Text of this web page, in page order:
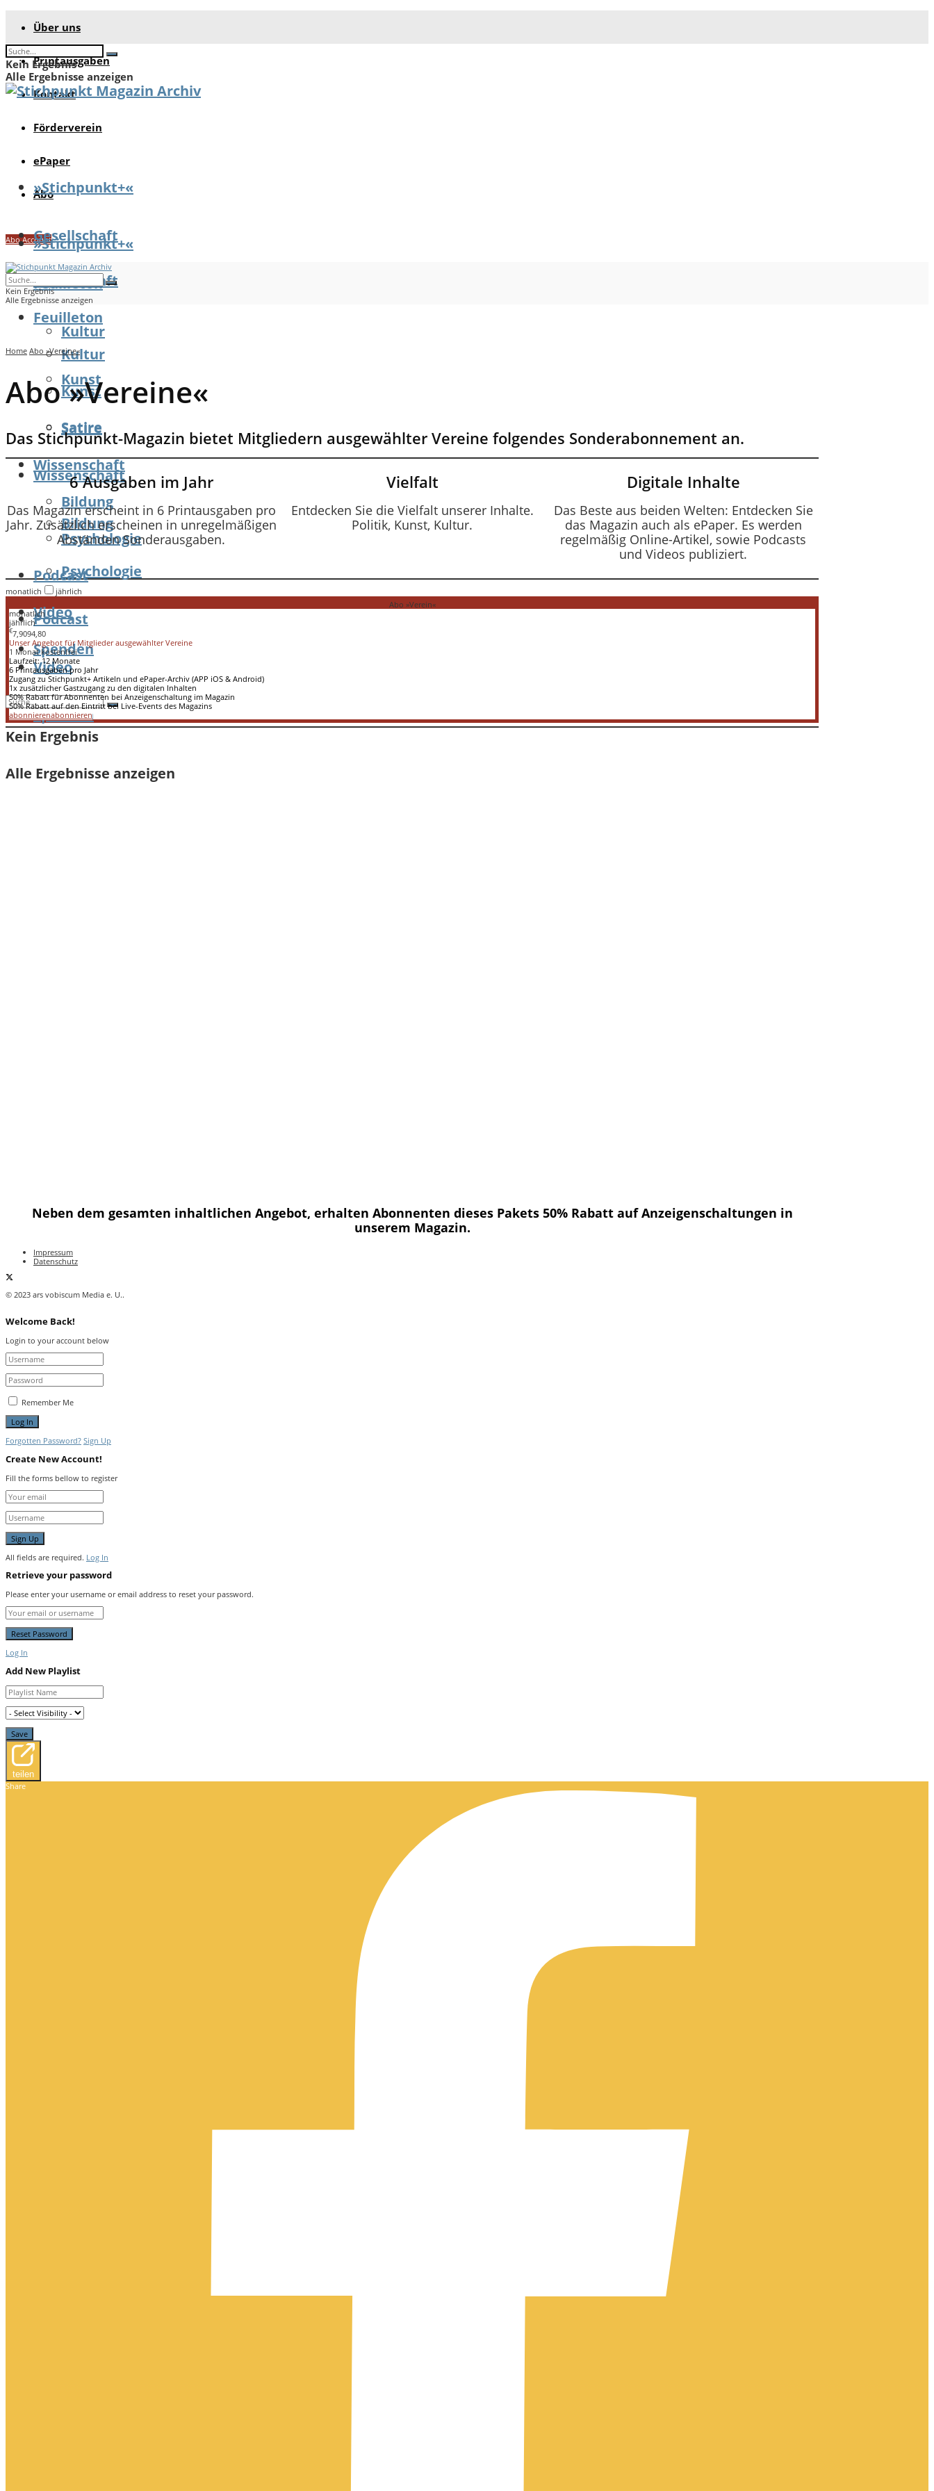
Über uns
Printausgaben
Kontakt
Förderverein
ePaper
Abo
Abo Account
Kein Ergebnis
Alle Ergebnisse anzeigen
»Stichpunkt+«
Gesellschaft
Feuilleton
Kultur
Kunst
Satire
Wissenschaft
Bildung
Psychologie
Podcast
Video
Spenden
»Stichpunkt+«
Gesellschaft
Feuilleton
Kultur
Kunst
Satire
Wissenschaft
Bildung
Psychologie
Podcast
Video
Spenden
Kein Ergebnis
Alle Ergebnisse anzeigen
Kein Ergebnis
Alle Ergebnisse anzeigen
Home Abo »Vereine«
Abo »Vereine«
Das Stichpunkt-Magazin bietet Mitgliedern ausgewählter Vereine folgendes Sonderabonnement an.
6 Ausgaben im Jahr
Das Magazin erscheint in 6 Printausgaben pro
Jahr. Zusätzlich erscheinen in unregelmäßigen
Abständen Sonderausgaben.
Vielfalt
Entdecken Sie die Vielfalt unserer Inhalte.
Politik, Kunst, Kultur.
Digitale Inhalte
Das Beste aus beiden Welten: Entdecken Sie
das Magazin auch als ePaper. Es werden
regelmäßig Online-Artikel, sowie Podcasts
und Videos publiziert.
monatlich
jährlich
Abo »Verein«
monatlich
jährlich
€7,9094,80
Unser Angebot für Mitglieder ausgewählter Vereine
1 Monat kostenfrei
Laufzeit: 12 Monate
6 Printausgaben pro Jahr
Zugang zu Stichpunkt+ Artikeln und ePaper-Archiv (APP iOS & Android)
1x zusätzlicher Gastzugang zu den digitalen Inhalten
50% Rabatt für Abonnenten bei Anzeigenschaltung im Magazin
50% Rabatt auf den Eintritt bei Live-Events des Magazins
abonnierenabonnieren
Neben dem gesamten inhaltlichen Angebot, erhalten Abonnenten dieses Pakets 50% Rabatt auf Anzeigenschaltungen in
unserem Magazin.
Impressum
Datenschutz
© 2023 ars vobiscum Media e. U..
Welcome Back!
Login to your account below
Remember Me
Forgotten Password? Sign Up
Create New Account!
Fill the forms bellow to register
All fields are required. Log In
Retrieve your password
Please enter your username or email address to reset your password.
Log In
Add New Playlist
teilen
Share